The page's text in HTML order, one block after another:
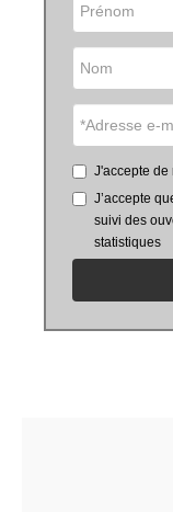
J'accepte de
J’accepte
suivi des
statistiques